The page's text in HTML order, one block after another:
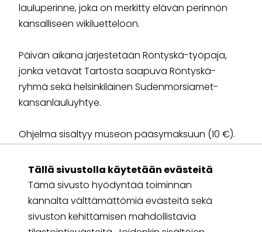
Tällä sivustolla käytetään evästeitä
Tämä sivusto hyödyntää toiminnan
kannalta välttämättömiä evästeitä sekä
sivuston kehittämisen mahdollistavia
lauluperinne, joka on merkitty elävän perinnön
kansalliseen wikiluetteloon.
Päivän aikana järjestetään Röntyskä-työpaja,
jonka vetävät Tartosta saapuva Röntyskä-
ryhmä sekä helsinkiläinen Sudenmorsiamet-
kansanlauluyhtye.
Ohjelma sisältyy museon pääsymaksuun (10 €).
LUE LISÄÄTAPAHTUMASTA